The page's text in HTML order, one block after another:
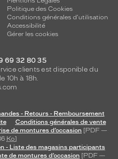
Politique des Cookies
Conditions générales d'utilisation
Accessibilité
Gérer les cookies
69 32 80 35
clients est disponible du
10h à 18h.
- Retours - Remboursement
Conditions générales de vente
de montures d’occasion [PDF —
Ko]
- Liste des magasins participants
de montures d’occasion [PDF —